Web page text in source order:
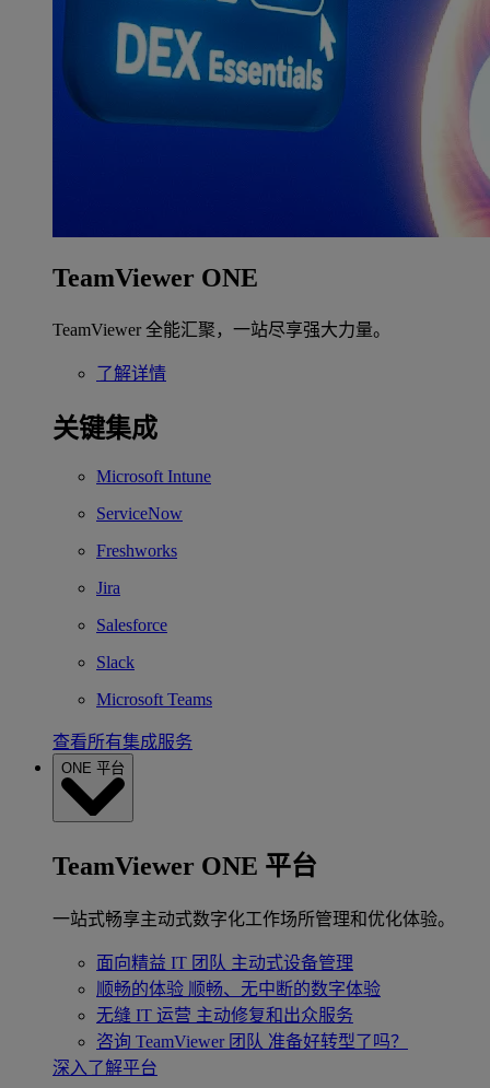
TeamViewer ONE
TeamViewer 全能汇聚，一站尽享强大力量。
了解详情
关键集成
Microsoft Intune
ServiceNow
Freshworks
Jira
Salesforce
Slack
Microsoft Teams
查看所有集成服务
ONE 平台
TeamViewer ONE 平台
一站式畅享主动式数字化工作场所管理和优化体验。
面向精益 IT 团队 主动式设备管理
顺畅的体验 顺畅、无中断的数字体验
无缝 IT 运营 主动修复和出众服务
咨询 TeamViewer 团队 准备好转型了吗？
深入了解平台